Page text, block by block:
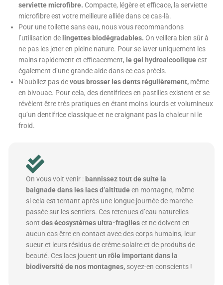
serviette microfibre. Compacte, légère et efficace, la serviette
microfibre est votre meilleure alliée dans ce cas-là.
Pour une toilette sans eau, nous vous recommandons
l’utilisation de lingettes biodégradables. On veillera bien sûr à
ne pas les jeter en pleine nature. Pour se laver uniquement les
mains rapidement et efficacement, le gel hydroalcooliqueest
également d’une grande aide dans ce cas précis.
N’oubliez pas devous brosser les dents régulièrement, même
en bivouac. Pour cela, des dentifrices en pastilles existent et se
révèlent être très pratiques en étant moins lourds et volumineux
qu’un dentifrice classique et ne craignant pas la chaleur ni le
froid.
On vous voit venir : bannissez tout de suite la
baignade dans les lacs d’altitudeen montagne, même
si cela est tentant après une longue journée de marche
passée sur les sentiers. Ces retenues d’eau naturelles
sontdes écosystèmes ultra-fragileset ne doivent en
aucun cas être en contact avec des corps humains, leur
sueur et leurs résidus de crème solaire et de produits de
beauté. Ces lacs jouentun rôle important dans la
biodiversité de nos montagnes, soyez-en conscients !